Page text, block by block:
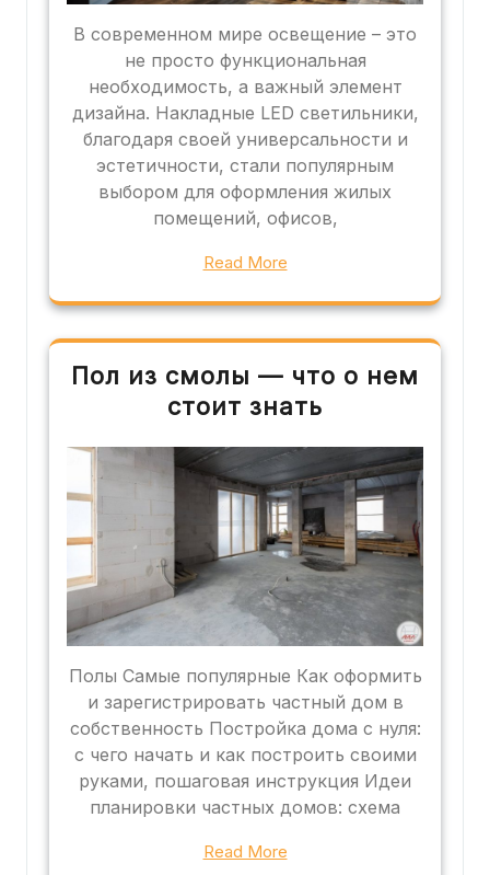
В современном мире освещение – это
не просто функциональная
необходимость, а важный элемент
дизайна. Накладные LED светильники,
благодаря своей универсальности и
эстетичности, стали популярным
выбором для оформления жилых
помещений, офисов,
Read More
Пол из смолы — что о нем
стоит знать
Полы Самые популярные Как оформить
и зарегистрировать частный дом в
собственность Постройка дома с нуля:
с чего начать и как построить своими
руками, пошаговая инструкция Идеи
планировки частных домов: схема
Read More